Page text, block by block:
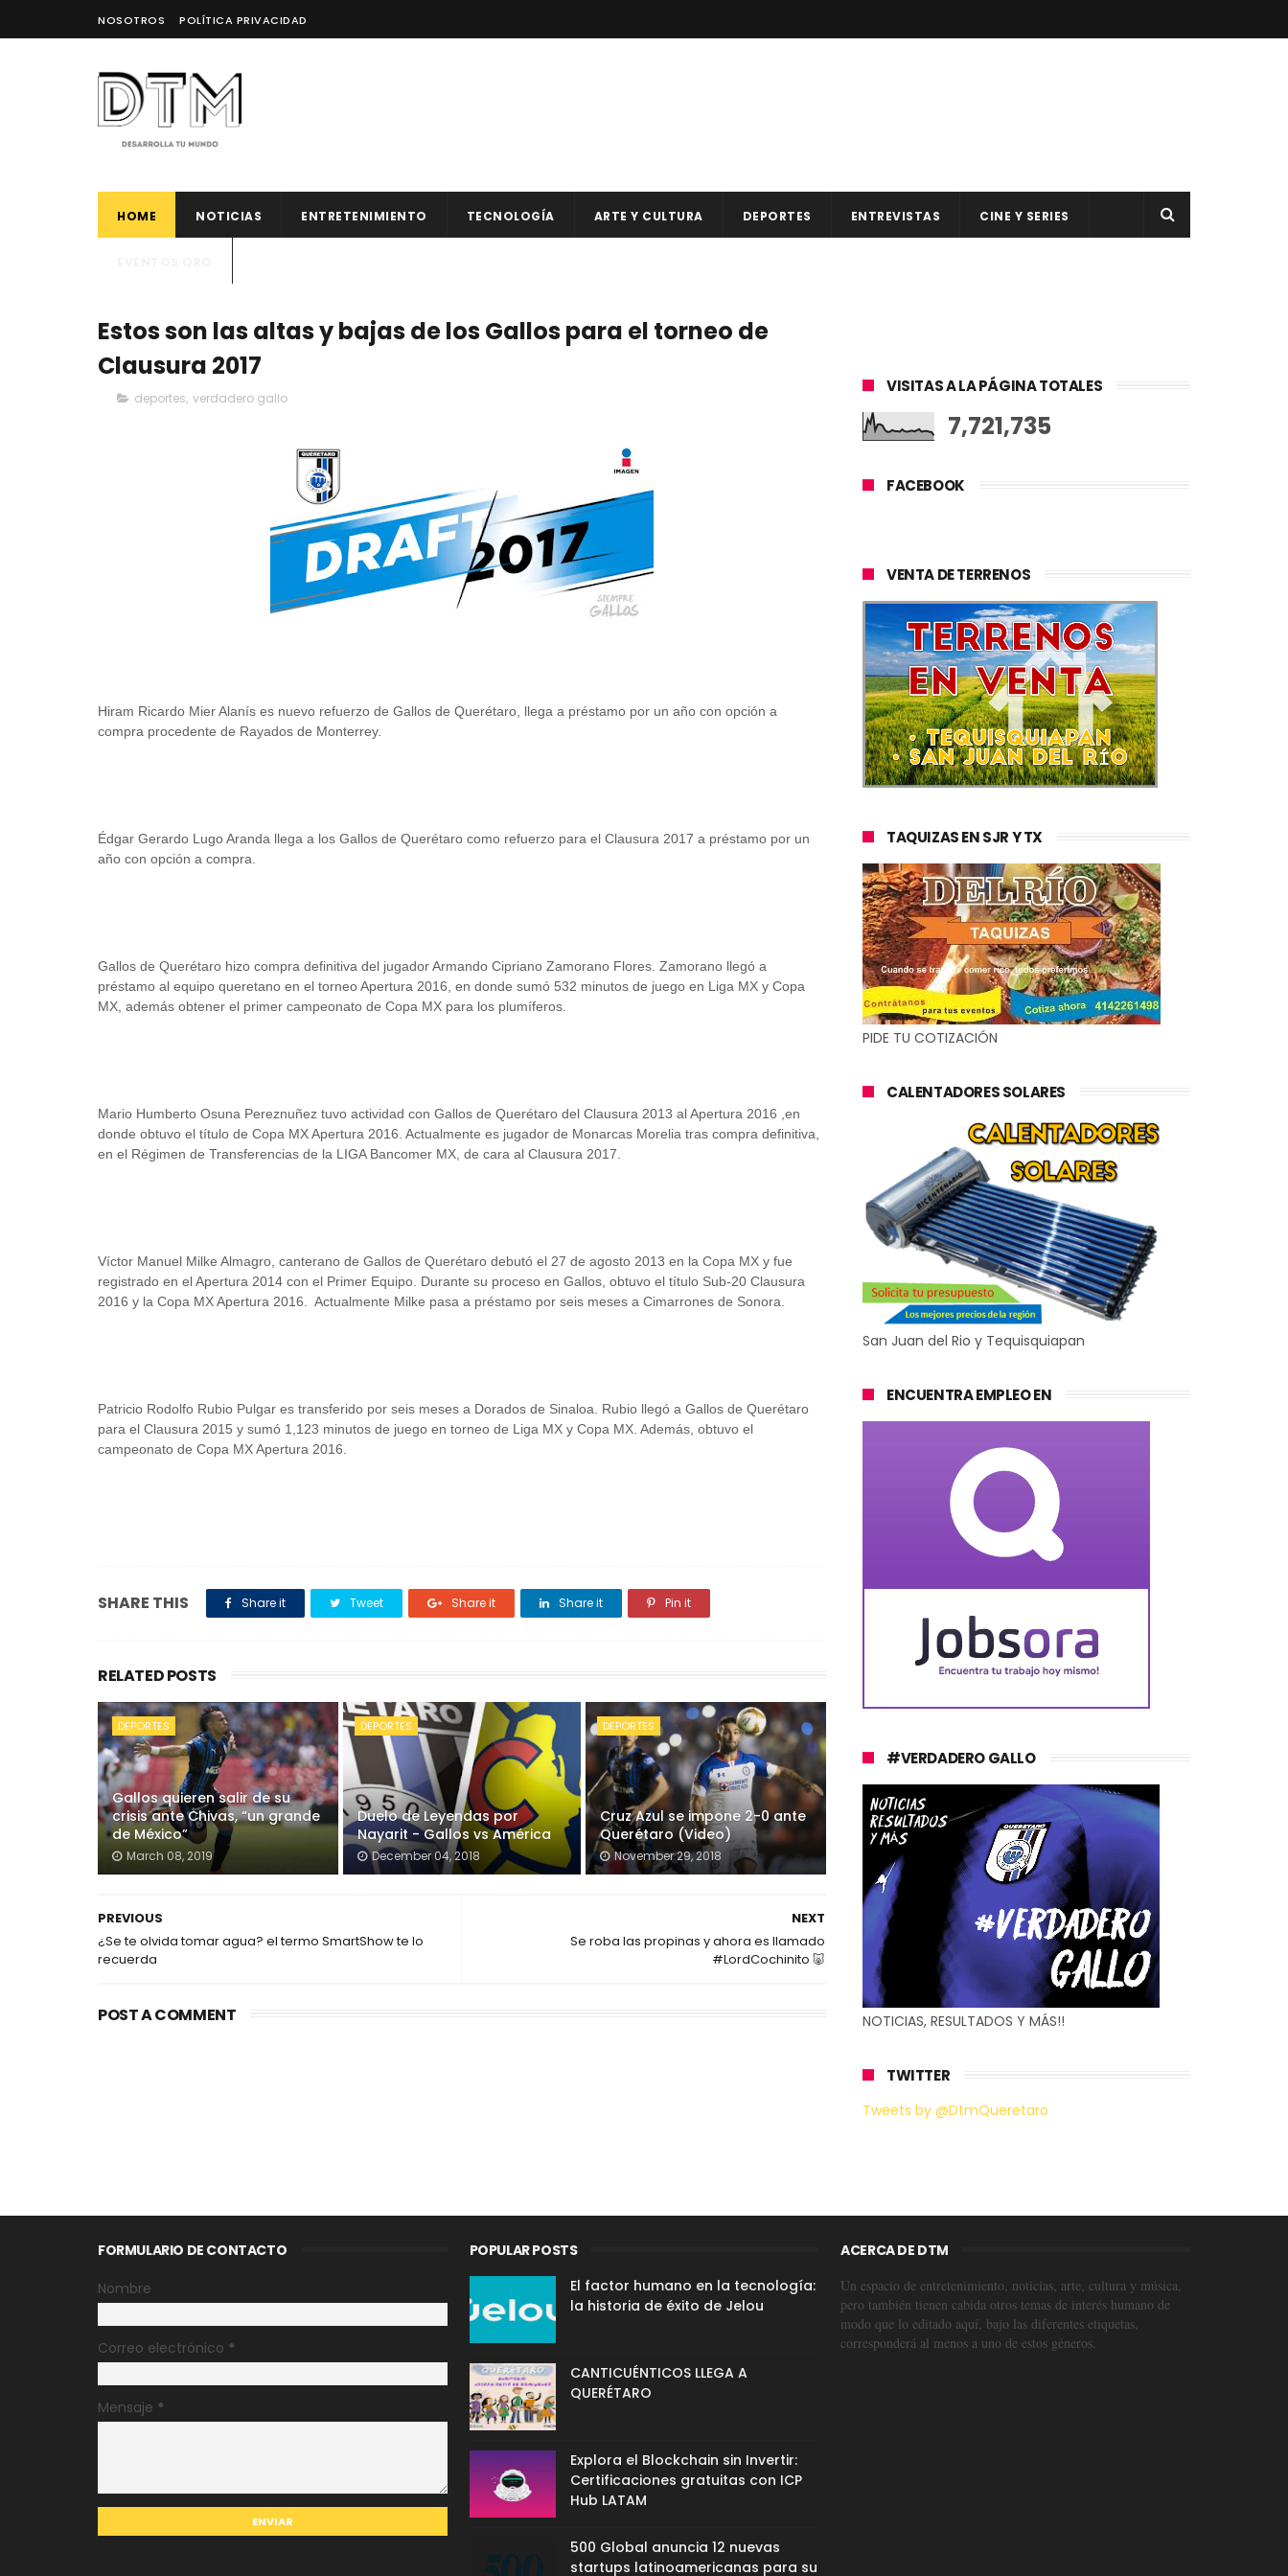
NOSOTROS POLÍTICA PRIVACIDAD
HOME NOTICIAS ENTRETENIMIENTO TECNOLOGÍA ARTE Y CULTURA DEPORTES ENTREVISTAS CINE Y SERIES
Estos son las altas y bajas de los Gallos para el torneo de
Clausura 2017
deportes, verdadero gallo
Hiram Ricardo Mier Alanís es nuevo refuerzo de Gallos de Querétaro, llega a préstamo por un año con opción a
compra procedente de Rayados de Monterrey.
Édgar Gerardo Lugo Aranda llega a los Gallos de Querétaro como refuerzo para el Clausura 2017 a préstamo por un
año con opción a compra.
Gallos de Querétaro hizo compra definitiva del jugador Armando Cipriano Zamorano Flores. Zamorano llegó a
préstamo al equipo queretano en el torneo Apertura 2016, en donde sumó 532 minutos de juego en Liga MX y Copa
MX, además obtener el primer campeonato de Copa MX para los plumíferos.
Mario Humberto Osuna Pereznuñez tuvo actividad con Gallos de Querétaro del Clausura 2013 al Apertura 2016 ,en
donde obtuvo el título de Copa MX Apertura 2016. Actualmente es jugador de Monarcas Morelia tras compra definitiva,
en el Régimen de Transferencias de la LIGA Bancomer MX, de cara al Clausura 2017.
Víctor Manuel Milke Almagro, canterano de Gallos de Querétaro debutó el 27 de agosto 2013 en la Copa MX y fue
registrado en el Apertura 2014 con el Primer Equipo. Durante su proceso en Gallos, obtuvo el título Sub-20 Clausura
2016 y la Copa MX Apertura 2016. Actualmente Milke pasa a préstamo por seis meses a Cimarrones de Sonora.
Patricio Rodolfo Rubio Pulgar es transferido por seis meses a Dorados de Sinaloa. Rubio llegó a Gallos de Querétaro
para el Clausura 2015 y sumó 1,123 minutos de juego en torneo de Liga MX y Copa MX. Además, obtuvo el
campeonato de Copa MX Apertura 2016.
SHARE THIS Share it Tweet Share it Share it Pin it
RELATED POSTS
DEPORTES
Gallos quieren salir de su
crisis ante Chivas, “un grande
de México”
March 08, 2019
DEPORTES
Duelo de Leyendas por
Nayarit - Gallos vs América
December 04, 2018
DEPORTES
Cruz Azul se impone 2-0 ante
Querétaro (Video)
November 29, 2018
NEXT
Se roba las propinas y ahora es llamado
#LordCochinito 🐷
PREVIOUS
¿Se te olvida tomar agua? el termo SmartShow te lo
recuerda
POST A COMMENT
VISITAS A LA PÁGINA TOTALES
7,721,735
FACEBOOK
VENTA DE TERRENOS
TAQUIZAS EN SJR Y TX
PIDE TU COTIZACIÓN
CALENTADORES SOLARES
San Juan del Rio y Tequisquiapan
ENCUENTRA EMPLEO EN
#VERDADERO GALLO
NOTICIAS, RESULTADOS Y MÁS!!
TWITTER
Tweets by @DtmQueretaro
FORMULARIO DE CONTACTO
Nombre
Correo electrónico *
Mensaje *
POPULAR POSTS
El factor humano en la tecnología:
la historia de éxito de Jelou
CANTICUÉNTICOS LLEGA A
QUERÉTARO
Explora el Blockchain sin Invertir:
Certificaciones gratuitas con ICP
Hub LATAM
500 Global anuncia 12 nuevas
startups latinoamericanas para su
ACERCA DE DTM
Un espacio de entretenimiento, noticias, arte, cultura y música,
pero también tienen cabida otros temas de interés humano de
modo que lo editado aquí, bajo las diferentes etiquetas,
corresponderá al menos a uno de estos géneros.